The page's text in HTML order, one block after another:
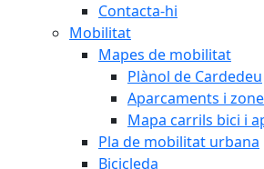
Contacta-hi
Mobilitat
Mapes de mobilitat
Plànol de Cardedeu
Aparcaments i
Mapa carrils bici i
Pla de mobilitat urbana
Bicicleda